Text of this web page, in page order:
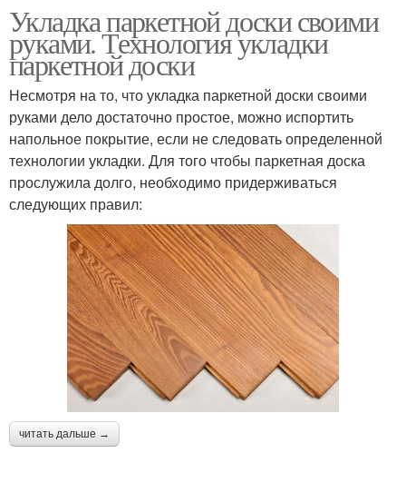
Укладка паркетной доски своими
руками. Технология укладки
паркетной доски
Несмотря на то, что укладка паркетной доски своими
руками дело достаточно простое, можно испортить
напольное покрытие, если не следовать определенной
технологии укладки. Для того чтобы паркетная доска
прослужила долго, необходимо придерживаться
следующих правил:
читать дальше →